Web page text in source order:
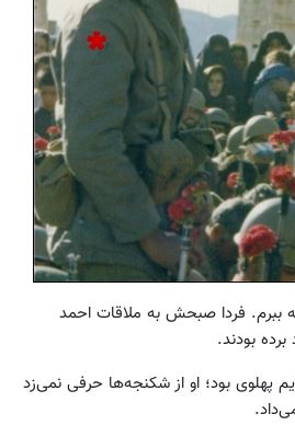
ببرم. فردا صبحش به ملاقات احمد
بودند.
پهلوی بود؛ او از شکنجه‌ها حرفی نمی‌زد